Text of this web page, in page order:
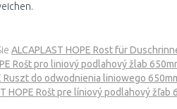
ALCAPLAST HOPE Rost für
Rošt pro liniový podlahový žlab
Ruszt do odwodnienia liniowego
HOPE Rošt pre líniový podlahový žľab